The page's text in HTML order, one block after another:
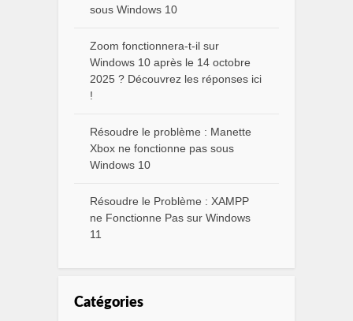
sous Windows 10
Zoom fonctionnera-t-il sur
Windows 10 après le 14 octobre
2025 ? Découvrez les réponses ici
!
Résoudre le problème : Manette
Xbox ne fonctionne pas sous
Windows 10
Résoudre le Problème : XAMPP
ne Fonctionne Pas sur Windows
11
Catégories